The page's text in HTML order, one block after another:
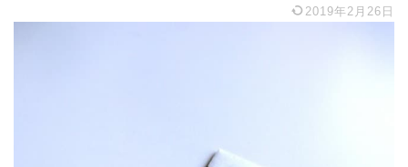
2019年2月26日